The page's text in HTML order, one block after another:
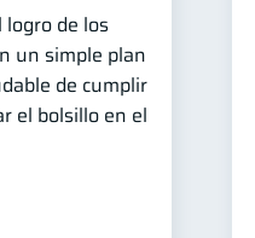
de los
un simple plan
de cumplir
el bolsillo en el